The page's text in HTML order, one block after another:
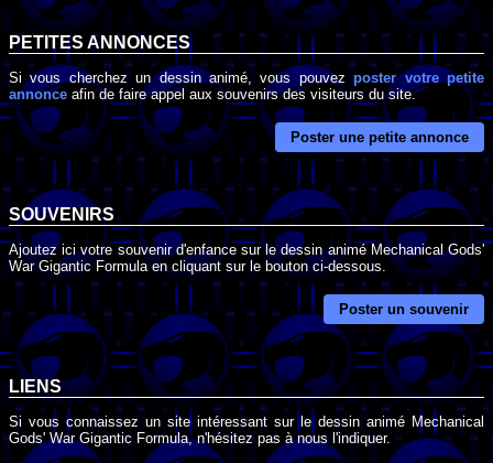
PETITES ANNONCES
Si vous cherchez un dessin animé, vous pouvezposter votre petite
annonce afin de faire appel aux souvenirs des visiteurs du site.
Poster une petite annonce
SOUVENIRS
Ajoutez ici votre souvenir d'enfance sur le dessin animé Mechanical Gods'
War Gigantic Formula en cliquant sur le bouton ci-dessous.
Poster un souvenir
LIENS
Si vous connaissez un site intéressant sur le dessin animé Mechanical
Gods' War Gigantic Formula, n'hésitez pas à nous l'indiquer.